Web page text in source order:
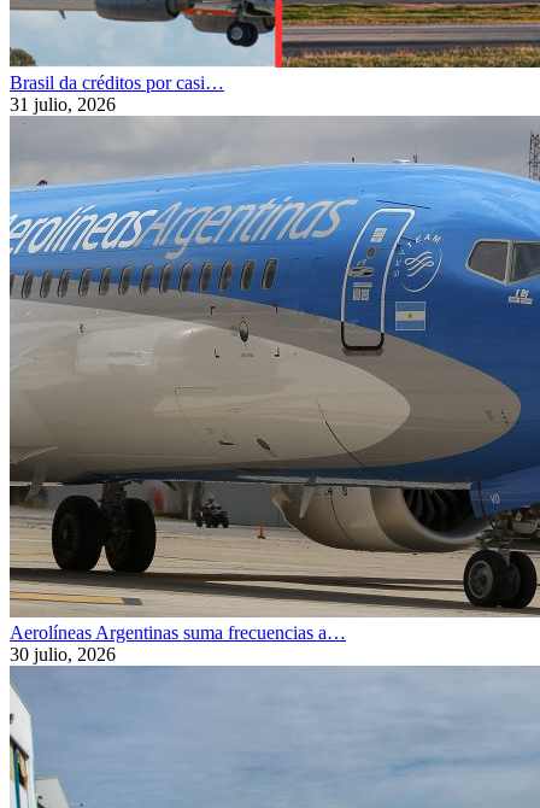
Brasil da créditos por casi…
31 julio, 2026
Aerolíneas Argentinas suma frecuencias a…
30 julio, 2026